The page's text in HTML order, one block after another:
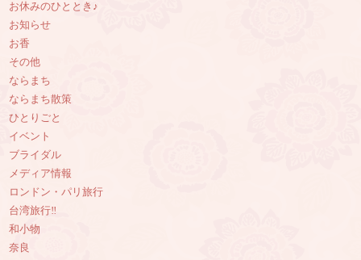
お休みのひととき♪
お知らせ
お香
その他
ならまち
ならまち散策
ひとりごと
イベント
ブライダル
メディア情報
ロンドン・パリ旅行
台湾旅行‼︎
和小物
奈良